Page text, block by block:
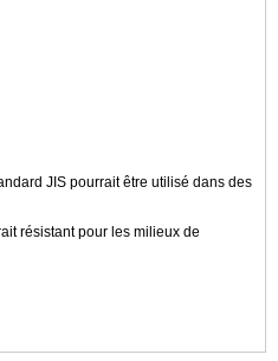
JIS pourrait être utilisé dans des
résistant pour les milieux de